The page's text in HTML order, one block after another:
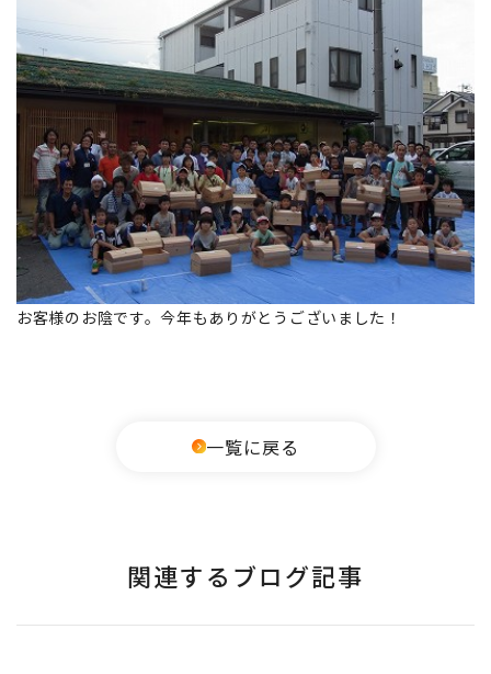
お客様のお陰です。今年もありがとうございました！
一覧に戻る
関連するブログ記事